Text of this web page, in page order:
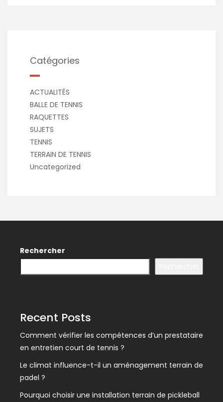
Catégories
ACTUALITÉS
BALLE DE TENNIS
RAQUETTES
SUJETS
TENNIS
TERRAIN DE TENNIS
Uncategorized
Rechercher
Recent Posts
Comment vérifier les compétences d’un prestataire
en entretien court de tennis ?
Le climat influence-t-il un aménagement terrain de
padel ?
Pourquoi choisir une installation terrain de pickleball